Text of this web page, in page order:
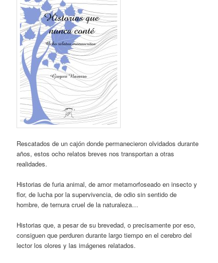
Rescatados de un cajón donde permanecieron olvidados durante
años, estos ocho relatos breves nos transportan a otras
realidades.
Historias de furia animal, de amor metamorfoseado en insecto y
flor, de lucha por la supervivencia, de odio sin sentido de
hombre, de ternura cruel de la naturaleza…
Historias que, a pesar de su brevedad, o precisamente por eso,
consiguen que perduren durante largo tiempo en el cerebro del
lector los olores y las imágenes relatados.